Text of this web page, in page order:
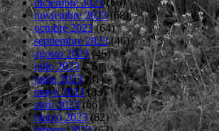
noviembre 2023(68)
octubre 2023(64)
septiembre 2023(46)
agosto 2023(46)
julio 2023(75)
junio 2023(81)
mayo 2023(83)
abril 2023(66)
marzo 2023(62)